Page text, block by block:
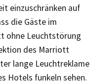
einzuschränken auf
die Gäste im
ohne Leuchtstörung
des Marriott
lange Leuchtreklame
Hotels funkeln sehen.